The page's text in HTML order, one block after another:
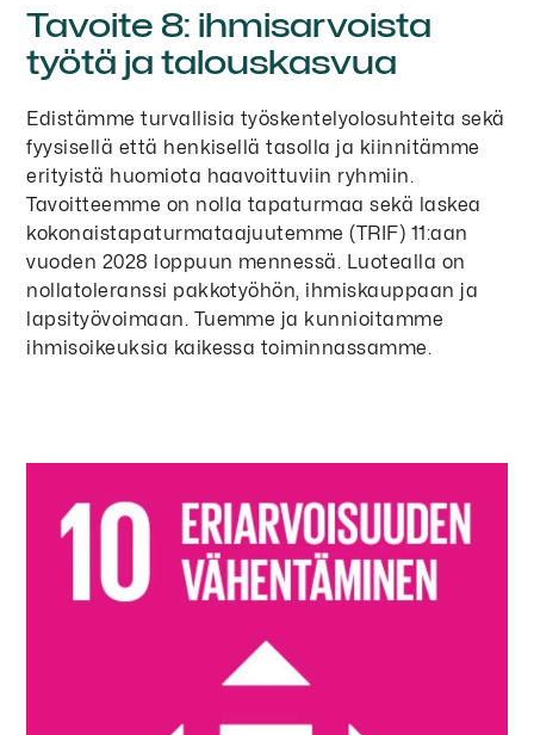
Tavoite 8: ihmisarvoista
työtä ja talouskasvua
Edistämme turvallisia työskentelyolosuhteita sekä
fyysisellä että henkisellä tasolla ja kiinnitämme
erityistä huomiota haavoittuviin ryhmiin.
Tavoitteemme on nolla tapaturmaa sekä laskea
kokonaistapaturmataajuutemme (TRIF) 11:aan
vuoden 2028 loppuun mennessä. Luotealla on
nollatoleranssi pakkotyöhön, ihmiskauppaan ja
lapsityövoimaan. Tuemme ja kunnioitamme
ihmisoikeuksia kaikessa toiminnassamme.